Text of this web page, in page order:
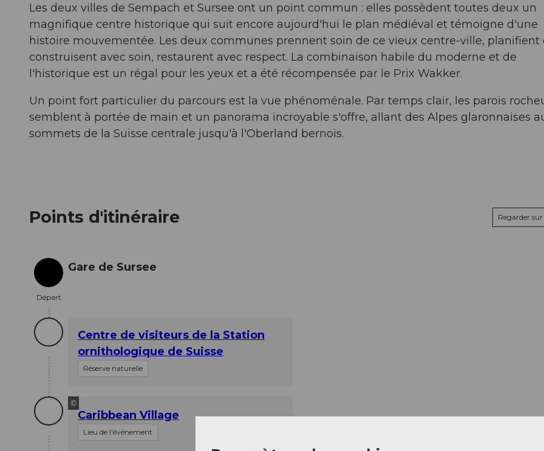
Les deux villes de Sempach et Sursee ont un point commun : elles possèdent toutes deux un
magnifique centre historique qui suit encore aujourd'hui le plan médiéval et témoigne d'une
histoire mouvementée. Les deux communes prennent soin de ce vieux centre-ville, planifient
construisent avec soin, restaurent avec respect. La combinaison habile du moderne et de
l'historique est un régal pour les yeux et a été récompensée par le Prix Wakker.
Un point fort particulier du parcours est la vue phénoménale. Par temps clair, les parois
semblent à portée de main et un panorama incroyable s'offre, allant des Alpes glaronnaises
sommets de la Suisse centrale jusqu'à l'Oberland bernois.
Points d'itinéraire Regarder
Départ
Départ
Gare de Sursee
Centre de visiteurs de la Station
ornithologique de Suisse
Réserve naturelle
©
Caribbean Village
Lieu de l'événement